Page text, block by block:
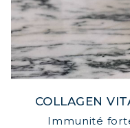
COLLAGEN
Immunité